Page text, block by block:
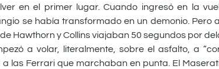
en el primer lugar. Cuando ingresó en la
se había transformado en un demonio.
Hawthorn y Collins viajaban 50 segundos por
a volar, literalmente, sobre el asfalto, a
las Ferrari que marchaban en punta. El